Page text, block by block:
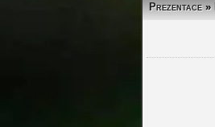
Prezentace»